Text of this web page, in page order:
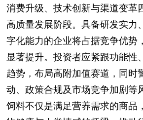
消费升级、技术创新与渠道变革
高质量发展阶段。具备研发实力
字化能力的企业将占据竞争优势
显著提升。投资者应紧跟功能性
趋势，布局高附加值赛道，同时
动、政策合规及市场竞争加剧等
饲料不仅是满足营养需求的商品